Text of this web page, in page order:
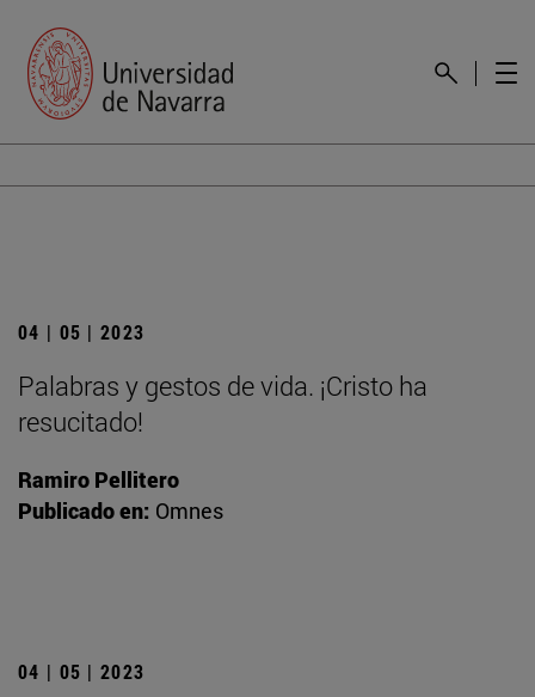
04 | 05 | 2023
Palabras y gestos de vida. ¡Cristo ha
resucitado!
Ramiro Pellitero
Publicado en: Omnes
04 | 05 | 2023